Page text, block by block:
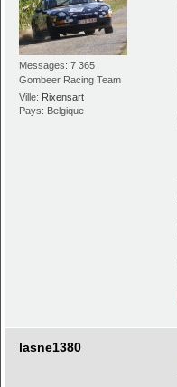
Messages: 7 365
Gombeer Racing Team
Ville: Rixensart
Pays: Belgique
lasne1380